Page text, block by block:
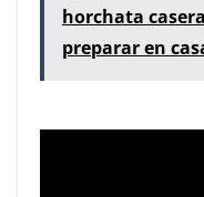
horchata
preparar en